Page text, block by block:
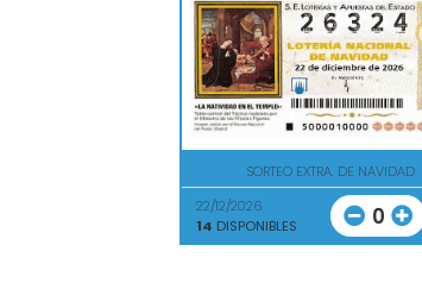
SORTEO EXTRA. DE NAVIDAD
22/12/2026
14 DISPONIBLES 0